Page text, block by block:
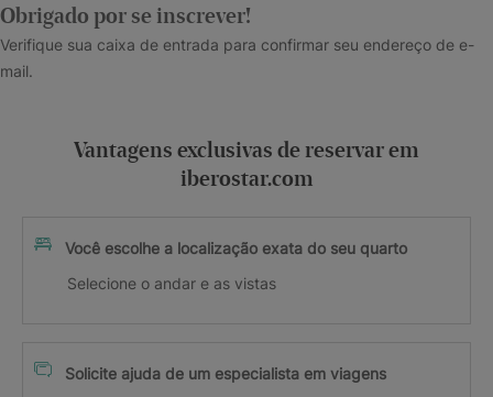
Obrigado por se inscrever!
Verifique sua caixa de entrada para confirmar seu endereço de e-
mail.
Vantagens exclusivas de reservar em
iberostar.com
Você escolhe a localização exata do seu quarto
Selecione o andar e as vistas
Solicite ajuda de um especialista em viagens